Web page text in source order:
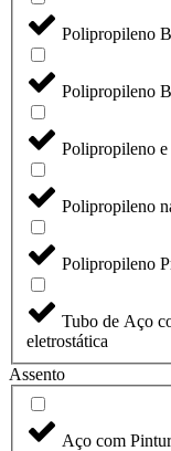
Polipropileno
Polipropileno
Polipropileno
Polipropileno
Polipropileno
Tubo de Aço
eletrostática
Assento
Aço com